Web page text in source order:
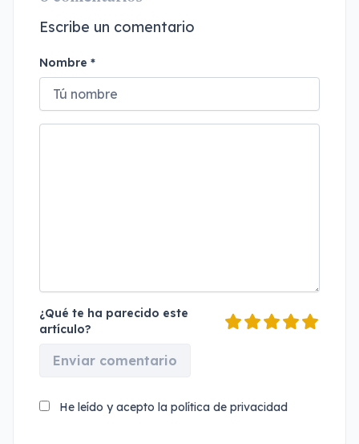
Escribe un comentario
Nombre *
¿Qué te ha parecido este
artículo?
Enviar comentario
He leído y acepto la política de privacidad